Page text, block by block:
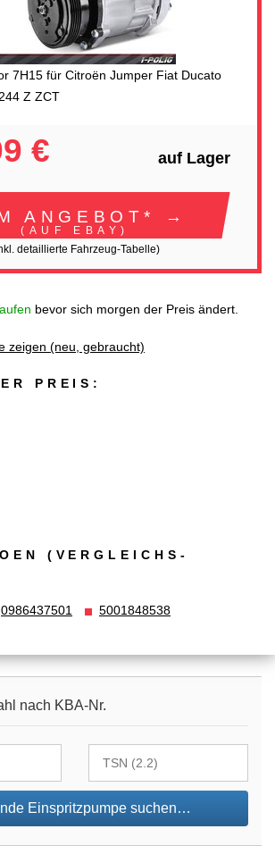
7H15 für Citroën Jumper Fiat Ducato
Z ZCT
€ auf Lager
ANGEBOT* →
(AUF EBAY)
detaillierte Fahrzeug-Tabelle)
bevor sich morgen der Preis ändert.
zeigen (neu, gebraucht)
PREIS:
(VERGLEICHS­
0986437501
5001848538
nach KBA-Nr.
Einspritzpumpe suchen…